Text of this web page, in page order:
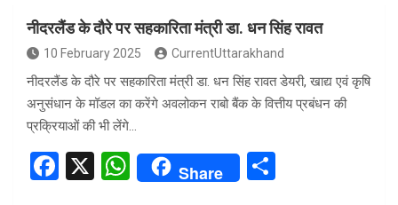
नीदरलैंड के दौरे पर सहकारिता मंत्री डा. धन सिंह रावत
10 February 2025 CurrentUttarakhand
नीदरलैंड के दौरे पर सहकारिता मंत्री डा. धन सिंह रावत डेयरी, खाद्य एवं कृषि
अनुसंधान के मॉडल का करेंगे अवलोकन राबो बैंक के वित्तीय प्रबंधन की
प्रक्रियाओं की भी लेंगे…
F
X
W
Share